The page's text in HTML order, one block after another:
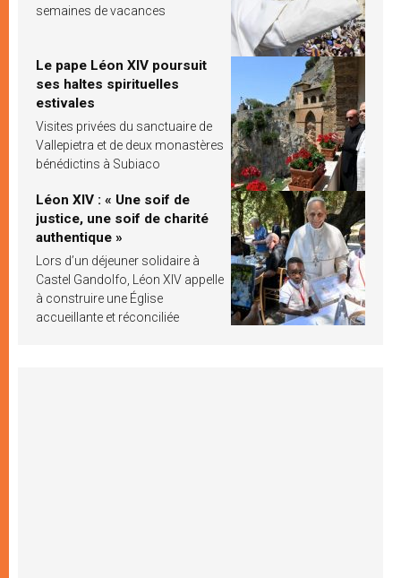
semaines de vacances
Le pape Léon XIV poursuit
ses haltes spirituelles
estivales
Visites privées du sanctuaire de
Vallepietra et de deux monastères
bénédictins à Subiaco
Léon XIV : « Une soif de
justice, une soif de charité
authentique »
Lors d’un déjeuner solidaire à
Castel Gandolfo, Léon XIV appelle
à construire une Église
accueillante et réconciliée